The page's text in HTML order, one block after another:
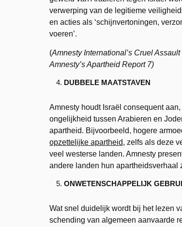
verwerping van de legitieme
en acties als ‘schijnvertoningen,
voeren’.
(Amnesty International’s Cruel
Amnesty’s Apartheid Report 7)
DUBBELE MAATSTAVEN
Amnesty houdt Israël consequent
ongelijkheid tussen Arabieren en
apartheid. Bijvoorbeeld, hogere
opzettelijke apartheid, zelfs als deze
veel westerse landen. Amnesty
andere landen hun apartheidsverhaal
ONWETENSCHAPPELIJK
Wat snel duidelijk wordt bij het lezen
schending van algemeen aanvaarde